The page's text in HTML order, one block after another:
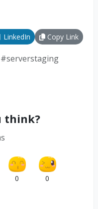
LinkedIn Copy Link
#serverstaging
think?
0 0